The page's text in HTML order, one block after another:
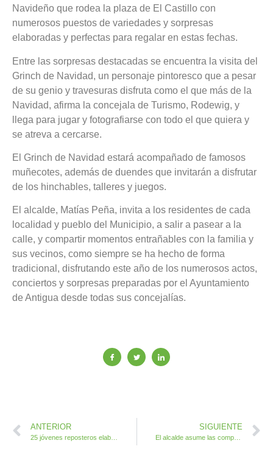
Navideño que rodea la plaza de El Castillo con
numerosos puestos de variedades y sorpresas
elaboradas y perfectas para regalar en estas fechas.
Entre las sorpresas destacadas se encuentra la visita del
Grinch de Navidad, un personaje pintoresco que a pesar
de su genio y travesuras disfruta como el que más de la
Navidad, afirma la concejala de Turismo, Rodewig, y
llega para jugar y fotografiarse con todo el que quiera y
se atreva a cercarse.
El Grinch de Navidad estará acompañado de famosos
muñecotes, además de duendes que invitarán a disfrutar
de los hinchables, talleres y juegos.
El alcalde, Matías Peña, invita a los residentes de cada
localidad y pueblo del Municipio, a salir a pasear a la
calle, y compartir momentos entrañables con la familia y
sus vecinos, como siempre se ha hecho de forma
tradicional, disfrutando este año de los numerosos actos,
conciertos y sorpresas preparadas por el Ayuntamiento
de Antigua desde todas sus concejalías.
ANTERIOR SIGUIENTE
El alcalde asume las competencias de modificación de cuatro macroproyectos para impulsar su ejecución